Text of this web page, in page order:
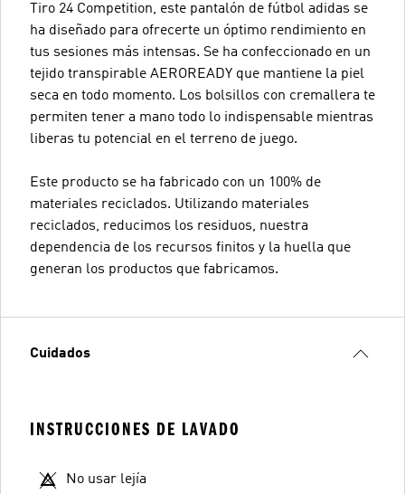
Tiro 24 Competition, este pantalón de fútbol adidas se
ha diseñado para ofrecerte un óptimo rendimiento en
tus sesiones más intensas. Se ha confeccionado en un
tejido transpirable AEROREADY que mantiene la piel
seca en todo momento. Los bolsillos con cremallera te
permiten tener a mano todo lo indispensable mientras
liberas tu potencial en el terreno de juego.
Este producto se ha fabricado con un 100% de
materiales reciclados. Utilizando materiales
reciclados, reducimos los residuos, nuestra
dependencia de los recursos finitos y la huella que
generan los productos que fabricamos.
Cuidados
INSTRUCCIONES DE LAVADO
No usar lejía